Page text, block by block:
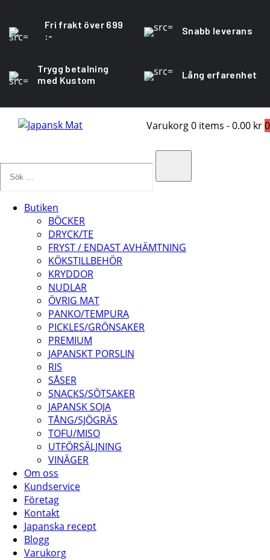
Fri frakt över 699
:-
Snabb leverans
Trygg betalning
med Kustom
Lång erfarenhet
Varukorg0 items -0.00 kr0
Butiken
BÖCKER
DRYCK/TE
FRYST / ENDAST AVHÄMTNING
KÖKSTILLBEHÖR
KRYDDOR
NUDLAR
ÖVRIG MAT
PANKO/TEMPURA
PICKLES/GRÖNSAKER
PREMIUM
JAPANSKT PORSLIN
RIS
SÅSER
SNACKS/SÖTSAKER
JAPANSK SOJA
TÅNG/SJÖGRÄS
TOFU/MISO
UTFÖRSÄLJNING
VINÄGER
Om oss
Kundservice
Företag
Kontakt
Japanska recept
Blogg
Varukorg